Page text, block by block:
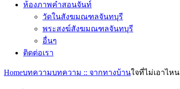
ห้องภาพคำสอนจันท์
วัดในสังฆมณฑลจันทบุรี
พระสงฆ์สังฆมณฑลจันทบุรี
อื่นๆ
ติดต่อเรา
Homeบทความบทความ :: จากทางบ้านใจที่ไม่เอาไหน